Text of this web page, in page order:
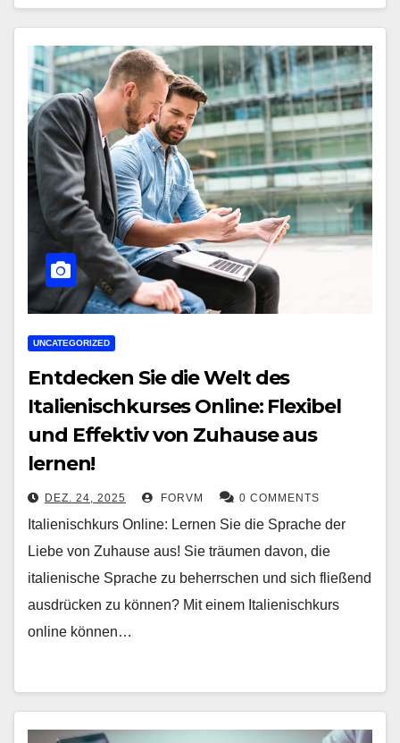
UNCATEGORIZED
Entdecken Sie die Welt des
Italienischkurses Online: Flexibel
und Effektiv von Zuhause aus
lernen!
DEZ. 24, 2025 FORVM 0 COMMENTS
Italienischkurs Online: Lernen Sie die Sprache der
Liebe von Zuhause aus! Sie träumen davon, die
italienische Sprache zu beherrschen und sich fließend
ausdrücken zu können? Mit einem Italienischkurs
online können…